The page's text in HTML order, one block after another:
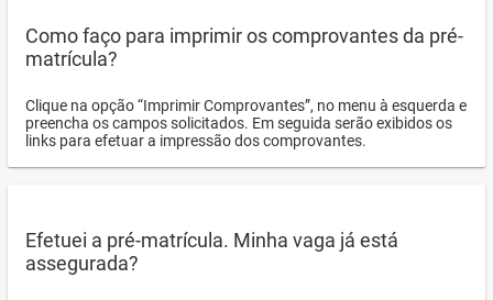
Como faço para imprimir os comprovantes da pré-
matrícula?
Clique na opção “Imprimir Comprovantes”, no menu à esquerda e
preencha os campos solicitados. Em seguida serão exibidos os
links para efetuar a impressão dos comprovantes.
Efetuei a pré-matrícula. Minha vaga já está
assegurada?